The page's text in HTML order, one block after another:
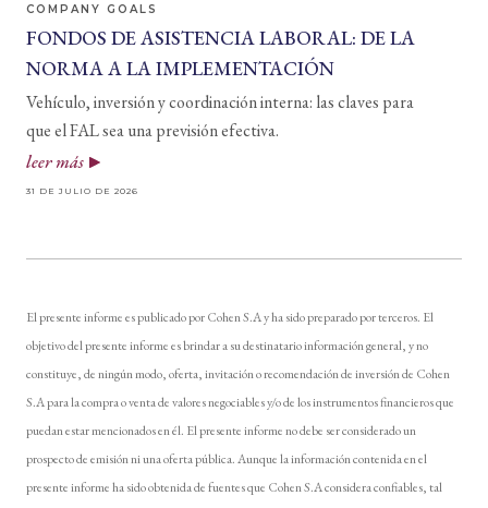
COMPANY GOALS
FONDOS DE ASISTENCIA LABORAL: DE LA
NORMA A LA IMPLEMENTACIÓN
Vehículo, inversión y coordinación interna: las claves para
que el FAL sea una previsión efectiva.
leer más
31 DE JULIO DE 2026
El presente informe es publicado por Cohen S.A y ha sido preparado por terceros. El
objetivo del presente informe es brindar a su destinatario información general, y no
constituye, de ningún modo, oferta, invitación o recomendación de inversión de Cohen
S.A para la compra o venta de valores negociables y/o de los instrumentos financieros que
puedan estar mencionados en él. El presente informe no debe ser considerado un
prospecto de emisión ni una oferta pública. Aunque la información contenida en el
presente informe ha sido obtenida de fuentes que Cohen S.A considera confiables, tal